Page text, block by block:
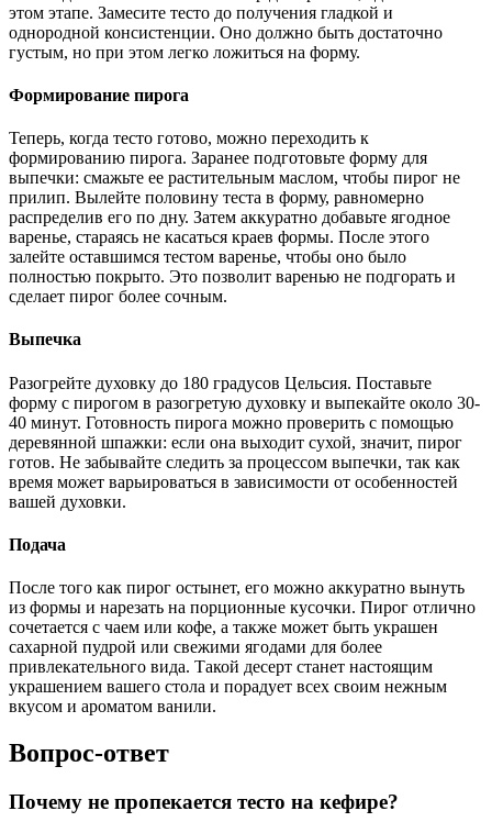
этом этапе. Замесите тесто до получения гладкой и
однородной консистенции. Оно должно быть достаточно
густым, но при этом легко ложиться на форму.
Формирование пирога
Теперь, когда тесто готово, можно переходить к
формированию пирога. Заранее подготовьте форму для
выпечки: смажьте ее растительным маслом, чтобы пирог не
прилип. Вылейте половину теста в форму, равномерно
распределив его по дну. Затем аккуратно добавьте ягодное
варенье, стараясь не касаться краев формы. После этого
залейте оставшимся тестом варенье, чтобы оно было
полностью покрыто. Это позволит варенью не подгорать и
сделает пирог более сочным.
Выпечка
Разогрейте духовку до 180 градусов Цельсия. Поставьте
форму с пирогом в разогретую духовку и выпекайте около 30-
40 минут. Готовность пирога можно проверить с помощью
деревянной шпажки: если она выходит сухой, значит, пирог
готов. Не забывайте следить за процессом выпечки, так как
время может варьироваться в зависимости от особенностей
вашей духовки.
Подача
После того как пирог остынет, его можно аккуратно вынуть
из формы и нарезать на порционные кусочки. Пирог отлично
сочетается с чаем или кофе, а также может быть украшен
сахарной пудрой или свежими ягодами для более
привлекательного вида. Такой десерт станет настоящим
украшением вашего стола и порадует всех своим нежным
вкусом и ароматом ванили.
Вопрос-ответ
Почему не пропекается тесто на кефире?